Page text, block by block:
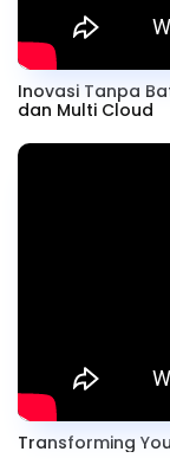
Inovasi Tanpa
dan Multi Cloud
Transforming